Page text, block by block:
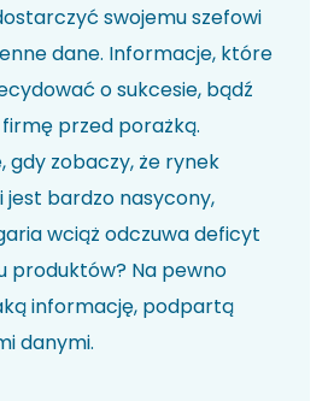
swojemu szefowi
dane. Informacje, które
o sukcesie, bądź
przed porażką.
gdy zobaczy, że rynek
jest bardzo nasycony,
wciąż odczuwa deficyt
produktów? Na pewno
informację, podpartą
danymi.